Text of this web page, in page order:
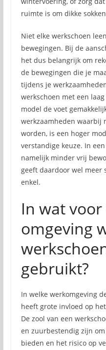
ruimte is om dikke
Niet elke werkschoen
bewegingen. Bij de
het dus belangrijk om
de bewegingen die je
tijdens je
werkschoen met een
model de voet
werkzaamheden waarbij
worden, is een hoger
verstandige keuze. In
namelijk minder vrij
geeft daardoor wel meer
enkel.
In wat
omgeving
gebruikt?
In welke werkomgeving
heeft grote invloed op
De zool van een
en zuurbestendig zijn
bieden en het risico op